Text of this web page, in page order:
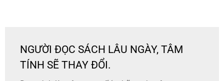
NGƯỜI ĐỌC SÁCH LÂU NGÀY, TÂM
TÍNH SẼ THAY ĐỔI.